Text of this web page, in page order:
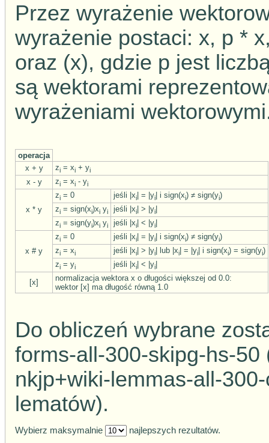
Przez wyrażenie
wyrażenie postaci: x, p *
oraz (x), gdzie p jest
są wektorami
wyrażeniami
operacja
x + y
zi = xi + yi
x - y zi = xi - yi
x * y
zi = 0 jeśli |xi| = |yi| i sign(xi) ≠ sign(yi)
zi = sign(xi)xi yi jeśli |xi| > |yi|
zi = sign(yi)xi yi jeśli |xi| < |yi|
x # y
zi = 0 jeśli |xi| = |yi| i sign(xi) ≠ sign(yi)
zi = xi jeśli |xi| > |yi| lub |xi| = |yi| i sign(xi) = sign(yi)
zi = yi jeśli |xi| < |yi|
[x]
normalizacja wektora x o długości większej od 0.0:
wektor [x] ma długość równą 1.0
Do obliczeń wybrane
forms-all-300-skipg-hs-
nkjp+wiki-lemmas-all-
lematów).
Wybierz maksymalnie najlepszych rezultatów.